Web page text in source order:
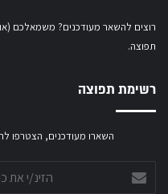
רוצים להשאר מעודכנים? משמאלכם
תפוצה.
רשימת תפוצה
השארו מעודכנים, הצטרפו
את